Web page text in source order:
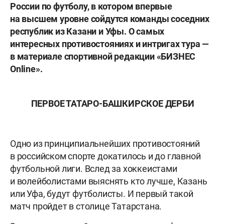
России по футболу, в котором впервые
на высшем уровне сойдутся команды соседних
республик из Казани и Уфы. О самых
интересных противостояниях и интригах тура —
в материале спортивной редакции «БИЗНЕС
Online».
ПЕРВОЕ ТАТАРО-БАШКИРСКОЕ ДЕРБИ
Одно из принципиальнейших противостояний
в российском спорте докатилось и до главной
футбольной лиги. Вслед за хоккеистами
и волейболистами выяснять кто лучше, Казань
или Уфа, будут футболисты. И первый такой
матч пройдет в столице Татарстана.